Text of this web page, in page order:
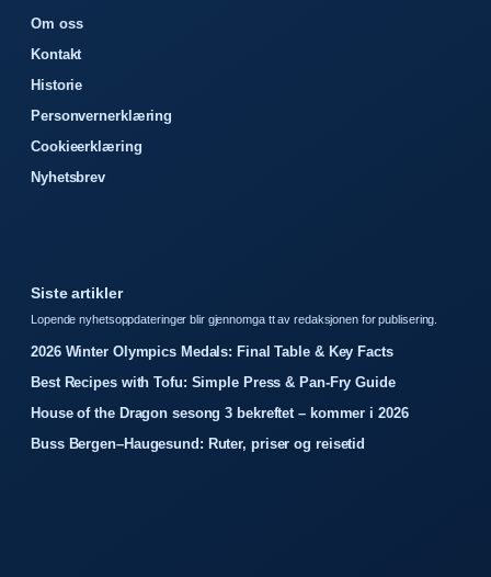
Om oss
Kontakt
Historie
Personvernerklæring
Cookieerklæring
Nyhetsbrev
Siste artikler
Lopende nyhetsoppdateringer blir gjennomga tt av redaksjonen for publisering.
2026 Winter Olympics Medals: Final Table & Key Facts
Best Recipes with Tofu: Simple Press & Pan-Fry Guide
House of the Dragon sesong 3 bekreftet – kommer i 2026
Buss Bergen–Haugesund: Ruter, priser og reisetid